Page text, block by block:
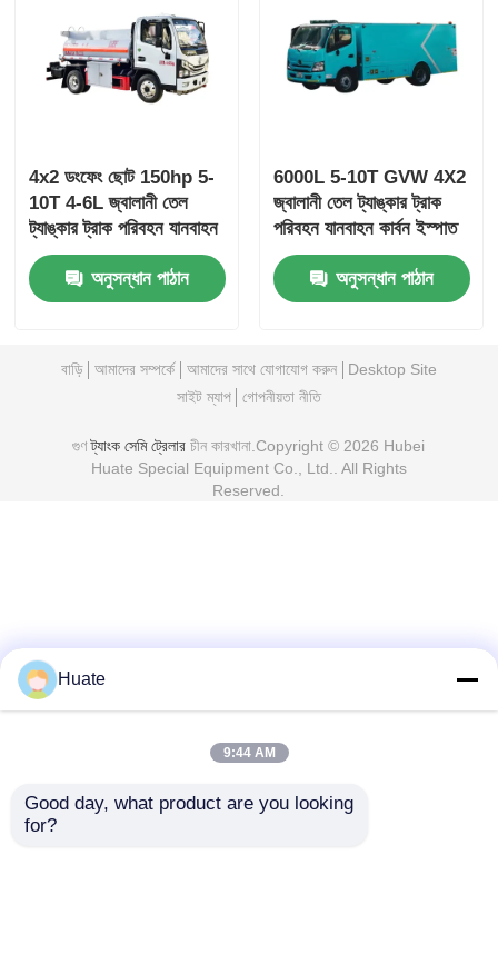
4x2 ডংফেং ছোট 150hp 5-
10T 4-6L জ্বালানী তেল
ট্যাঙ্কার ট্রাক পরিবহন যানবাহন
GVW
অনুসন্ধান পাঠান
6000L 5-10T GVW 4X2
জ্বালানী তেল ট্যাঙ্কার ট্রাক
পরিবহন যানবাহন কার্বন ইস্পাত
বিল্ড
অনুসন্ধান পাঠান
বাড়ি আমাদের সম্পর্কে আমাদের সাথে যোগাযোগ করুন
Desktop Site
সাইট ম্যাপ
গোপনীয়তা নীতি
গুণট্যাংক সেমি ট্রেলার চীন কারখানা.Copyright © 2026 Hubei
Huate Special Equipment Co., Ltd.. All Rights
Reserved.
Huate
9:44 AM
Good day, what product are you looking
for?